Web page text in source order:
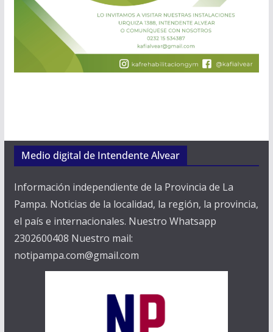
Medio digital de Intendente Alvear
Información independiente de la Provincia de La
Pampa. Noticias de la localidad, la región, la provincia,
el país e internacionales. Nuestro Whatsapp
2302600408 Nuestro mail:
notipampa.com@gmail.com